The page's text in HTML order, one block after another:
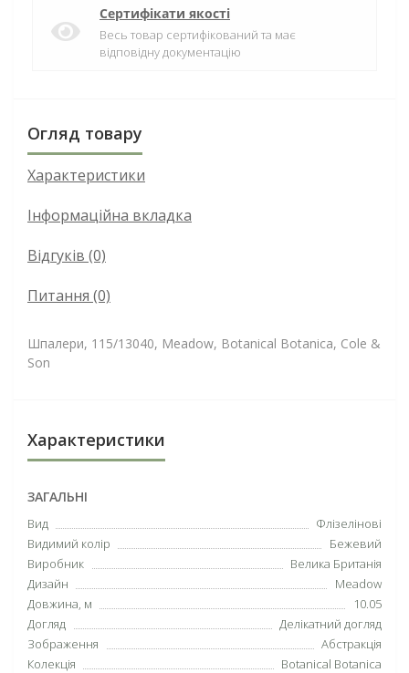
Сертифікати якості
Весь товар сертифікований та має
відповідну документацію
Огляд товару
Характеристики
Інформаційна вкладка
Відгуків (0)
Питання (0)
Шпалери, 115/13040, Meadow, Botanical Botanica, Cole &
Son
Характеристики
ЗАГАЛЬНІ
Вид
Флізелінові
Видимий колір
Бежевий
Виробник
Велика Британія
Дизайн
Meadow
Довжина, м
10.05
Догляд
Делікатний догляд
Зображення
Абстракція
Колекція
Botanical Botanica